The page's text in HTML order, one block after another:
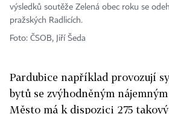
výsledků soutěže Zelená obec roku se
pražských Radlicích.
Foto: ČSOB, Jiří Šeda
Pardubice například provozují
bytů se zvýhodněným
Město má k dispozici 275